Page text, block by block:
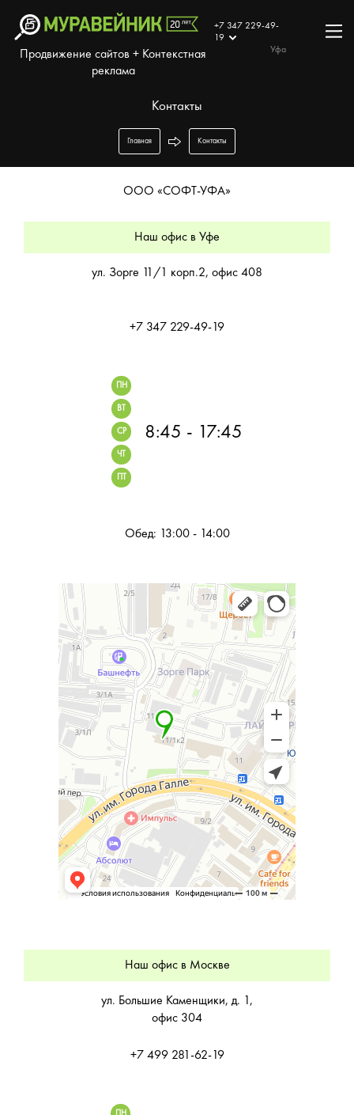
Продвижение сайтов + Контекстная
реклама
+7 347 229-49-
19
Уфа
Контакты
Главная Контакты
ООО «СОФТ-УФА»
Наш офис в Уфе
ул. Зорге 11/1 корп.2, офис 408
+7 347 229-49-19
ПН
ВТ
СР
ЧТ
8:45 - 17:45
Обед: 13:00 - 14:00
Наш офис в Москве
ул. Большие Каменщики, д. 1,
офис 304
+7 499 281-62-19